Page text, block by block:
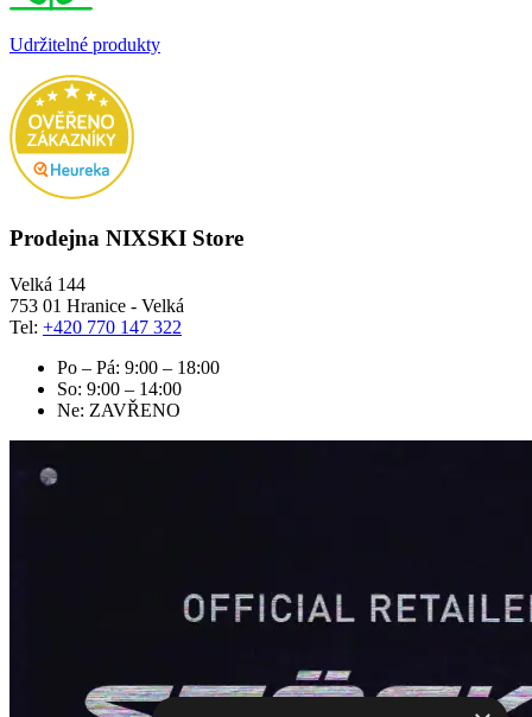
Udržitelné produkty
Prodejna NIXSKI Store
Velká 144
753 01 Hranice - Velká
Tel: +420 770 147 322
Po – Pá: 9:00 – 18:00
So: 9:00 – 14:00
Ne: ZAVŘENO